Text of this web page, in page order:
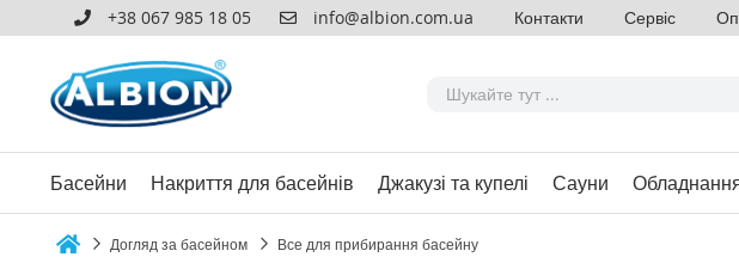
+38 067 985 18 05 info@albion.com.ua Контакти Сервіс
Басейни Накриття для басейнів Джакузі та купелі Сауни
Догляд за басейном Все для прибирання басейну